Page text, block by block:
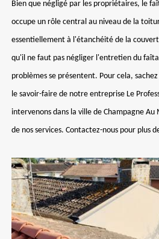
Bien que négligé par les propriétaires, le
occupe un rôle central au niveau de la
essentiellement à l'étanchéité de la
qu'il ne faut pas négliger l'entretien du
problèmes se présentent. Pour cela,
le savoir-faire de notre entreprise Le
intervenons dans la ville de Champagne Au
de nos services. Contactez-nous pour plus